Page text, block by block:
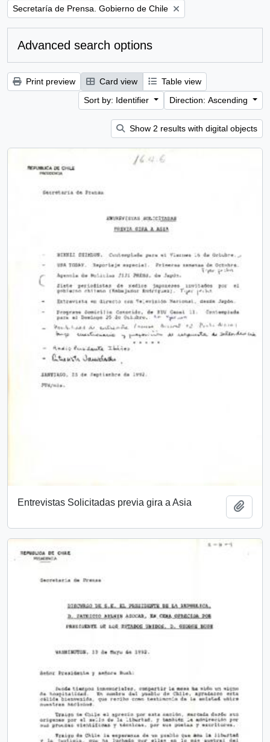
Remove filter:
Secretaría de Prensa. Gobierno de Chile
Advanced search options
Print preview Card view
Table view
Sort by: Identifier
Direction: Ascending
Show 2 results with digital objects
Entrevistas Solicitadas previa gira a Asia